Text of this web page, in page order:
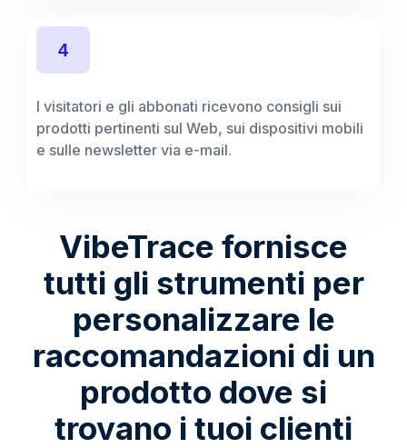
4
I visitatori e gli abbonati ricevono consigli sui
prodotti pertinenti sul Web, sui dispositivi mobili
e sulle newsletter via e-mail.
VibeTrace fornisce
tutti gli strumenti per
personalizzare le
raccomandazioni di un
prodotto dove si
trovano i tuoi clienti